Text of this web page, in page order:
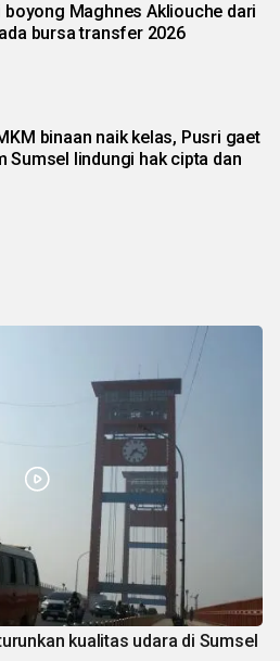
boyong Maghnes Akliouche dari
bursa transfer 2026
binaan naik kelas, Pusri gaet
Sumsel lindungi hak cipta dan
kualitas udara di Sumsel